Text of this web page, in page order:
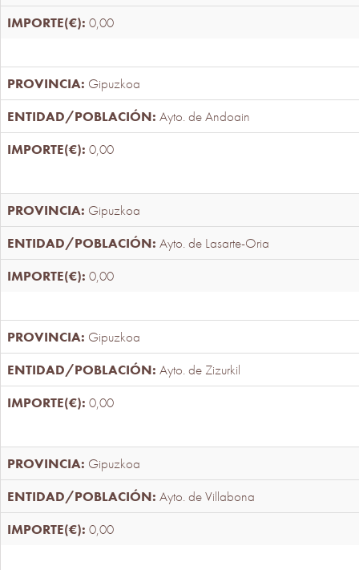
0,00
Gipuzkoa
Ayto. de Andoain
0,00
Gipuzkoa
Ayto. de Lasarte-Oria
0,00
Gipuzkoa
Ayto. de Zizurkil
0,00
Gipuzkoa
Ayto. de Villabona
0,00